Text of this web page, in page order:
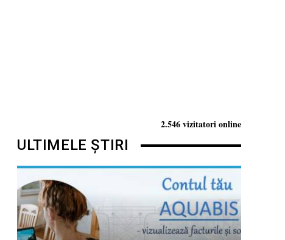
2.546 vizitatori online
ULTIMELE ȘTIRI